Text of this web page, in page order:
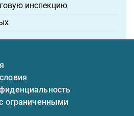
инспекцию
ограниченными